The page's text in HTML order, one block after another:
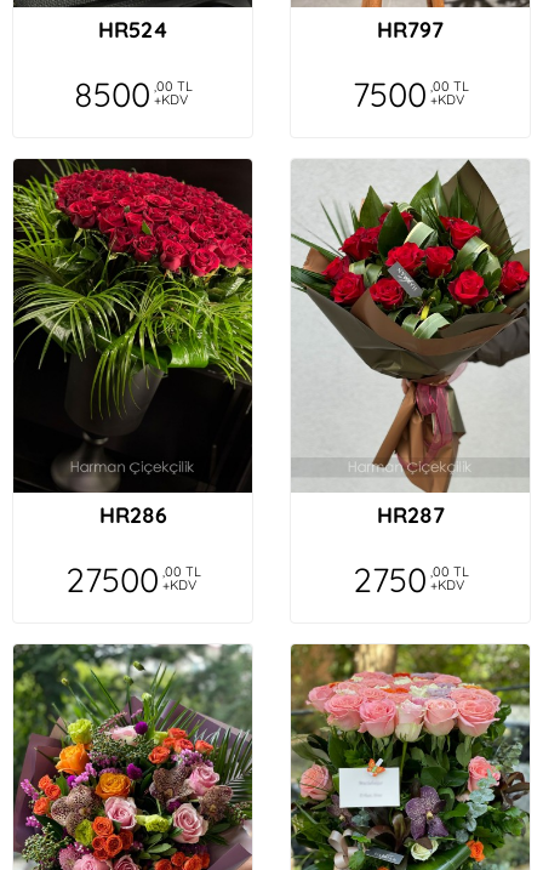
HR524
8500 ,00 TL
+KDV
HR797
7500 ,00 TL
+KDV
HR286
27500 ,00 TL
+KDV
HR287
2750 ,00 TL
+KDV